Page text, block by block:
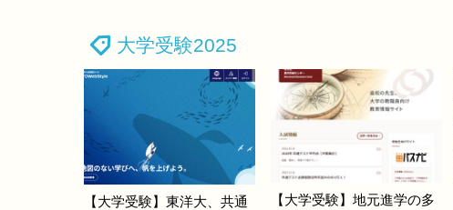
大学受験2025
【大学受験】東洋大、共通
【大学受験】地元進学の多